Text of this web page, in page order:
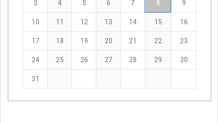
3 4 5 6 7 8 9
10 11 12 13 14 15 16
17 18 19 20 21 22 23
24 25 26 27 28 29 30
31